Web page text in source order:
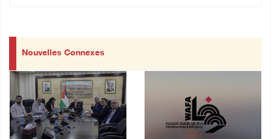
Nouvelles Connexes